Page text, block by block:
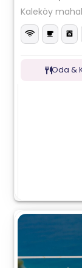
Kaleköy
Oda &